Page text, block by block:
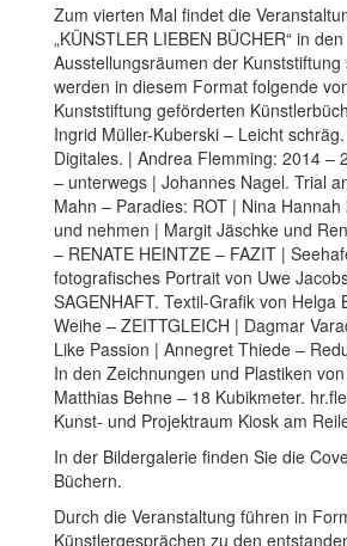
Zum vierten Mal findet die
„KÜNSTLER LIEBEN BÜCHER“ in den
Ausstellungsräumen der
werden in diesem Format folgende
Kunststiftung geförderten
Ingrid Müller-Kuberski – Leicht
Digitales. | Andrea Flemming: 2014 –
– unterwegs | Johannes Nagel. Trial
Mahn – Paradies: ROT | Nina
und nehmen | Margit Jäschke und
– RENATE HEINTZE – FAZIT |
fotografisches Portrait von Uwe
SAGENHAFT. Textil-Grafik von Helga
Weihe – ZEITTGLEICH | Dagmar
Like Passion | Annegret Thiede –
In den Zeichnungen und Plastiken
Matthias Behne – 18 Kubikmeter.
Kunst- und Projektraum Kiosk am
In der Bildergalerie finden Sie die
Büchern.
Durch die Veranstaltung führen in
Künstlergesprächen zu den